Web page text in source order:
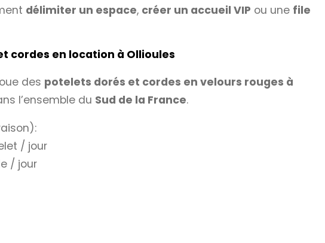
délimiter un espace, créer un accueil VIP ou une file
cordes en location à Ollioules
des potelets dorés et cordes en velours rouges à
l’ensemble du Sud de la France.
/ jour
/ jour